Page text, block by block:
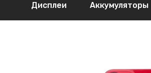
Дисплеи Аккумуляторы